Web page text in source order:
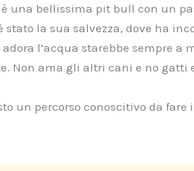
una bellissima pit bull con un
la sua salvezza, dove ha
l’acqua starebbe sempre a
Non ama gli altri cani e no gatti
un percorso conoscitivo da fare